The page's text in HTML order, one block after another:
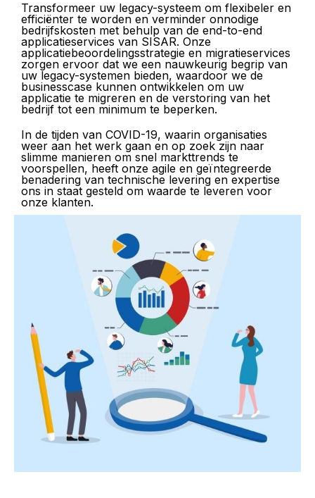
Transformeer uw legacy-systeem om flexibeler en
efficiënter te worden en verminder onnodige
bedrijfskosten met behulp van de end-to-end
applicatieservices van SISAR. Onze
applicatiebeoordelingsstrategie en migratieservices
zorgen ervoor dat we een nauwkeurig begrip van
uw legacy-systemen bieden, waardoor we de
businesscase kunnen ontwikkelen om uw
applicatie te migreren en de verstoring van het
bedrijf tot een minimum te beperken.
In de tijden van COVID-19, waarin organisaties
weer aan het werk gaan en op zoek zijn naar
slimme manieren om snel markttrends te
voorspellen, heeft onze agile en geïntegreerde
benadering van technische levering en expertise
ons in staat gesteld om waarde te leveren voor
onze klanten.